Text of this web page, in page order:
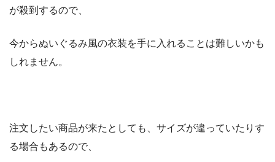
が殺到するので、
今からぬいぐるみ風の衣装を手に入れることは難しいかも
しれません。
注文したい商品が来たとしても、サイズが違っていたりす
る場合もあるので、